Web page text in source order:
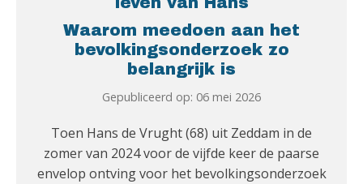
Waarom meedoen aan het
bevolkingsonderzoek zo
belangrijk is
Gepubliceerd op: 06 mei 2026
Toen Hans de Vrught (68) uit Zeddam in de
zomer van 2024 voor de vijfde keer de paarse
envelop ontving voor het bevolkingsonderzoek